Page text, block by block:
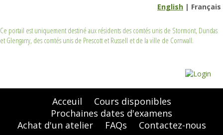
Ce portail est uniquement destiné aux résidents des comtés unis de Stormont, Dundas
et Glengarry, des comtés unis de Prescott et Russell et de la ville de Cornwall.
English | Français
Acceuil
Cours disponibles
Prochaines dates d'examens
Achat d'un atelier
FAQs Contactez-nous